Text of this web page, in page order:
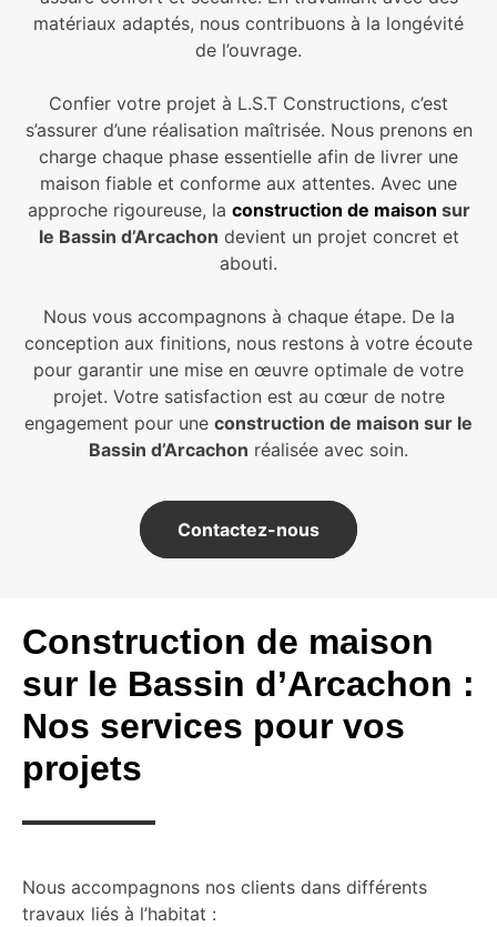
matériaux adaptés, nous contribuons à la longévité
de l’ouvrage.
Confier votre projet à L.S.T Constructions, c’est
s’assurer d’une réalisation maîtrisée. Nous prenons en
charge chaque phase essentielle afin de livrer une
maison fiable et conforme aux attentes. Avec une
approche rigoureuse, la construction de maison sur
le Bassin d’Arcachon devient un projet concret et
abouti.
Nous vous accompagnons à chaque étape. De la
conception aux finitions, nous restons à votre écoute
pour garantir une mise en œuvre optimale de votre
projet. Votre satisfaction est au cœur de notre
engagement pour une construction de maison sur le
Bassin d’Arcachon réalisée avec soin.
Contactez-nous
Construction de maison
sur le Bassin d’Arcachon :
Nos services pour vos
projets
Nous accompagnons nos clients dans différents
travaux liés à l’habitat :